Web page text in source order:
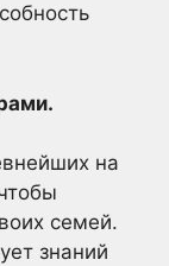
на
семей.
знаний